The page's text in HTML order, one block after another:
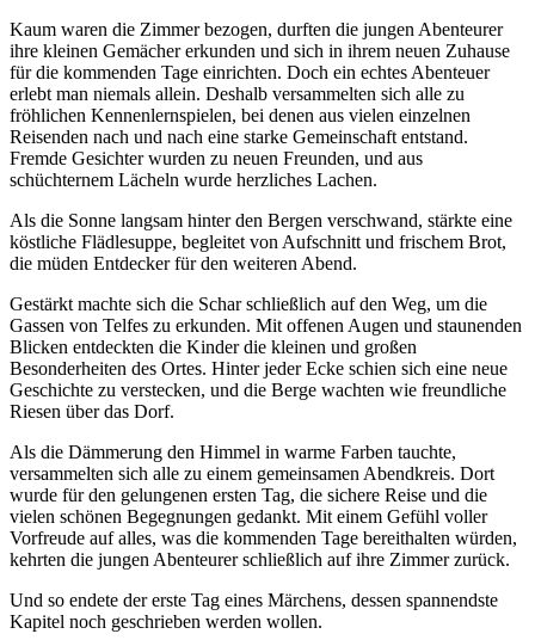
Kaum waren die Zimmer bezogen, durften die jungen Abenteurer
ihre kleinen Gemächer erkunden und sich in ihrem neuen Zuhause
für die kommenden Tage einrichten. Doch ein echtes Abenteuer
erlebt man niemals allein. Deshalb versammelten sich alle zu
fröhlichen Kennenlernspielen, bei denen aus vielen einzelnen
Reisenden nach und nach eine starke Gemeinschaft entstand.
Fremde Gesichter wurden zu neuen Freunden, und aus
schüchternem Lächeln wurde herzliches Lachen.
Als die Sonne langsam hinter den Bergen verschwand, stärkte eine
köstliche Flädlesuppe, begleitet von Aufschnitt und frischem Brot,
die müden Entdecker für den weiteren Abend.
Gestärkt machte sich die Schar schließlich auf den Weg, um die
Gassen von Telfes zu erkunden. Mit offenen Augen und staunenden
Blicken entdeckten die Kinder die kleinen und großen
Besonderheiten des Ortes. Hinter jeder Ecke schien sich eine neue
Geschichte zu verstecken, und die Berge wachten wie freundliche
Riesen über das Dorf.
Als die Dämmerung den Himmel in warme Farben tauchte,
versammelten sich alle zu einem gemeinsamen Abendkreis. Dort
wurde für den gelungenen ersten Tag, die sichere Reise und die
vielen schönen Begegnungen gedankt. Mit einem Gefühl voller
Vorfreude auf alles, was die kommenden Tage bereithalten würden,
kehrten die jungen Abenteurer schließlich auf ihre Zimmer zurück.
Und so endete der erste Tag eines Märchens, dessen spannendste
Kapitel noch geschrieben werden wollen.